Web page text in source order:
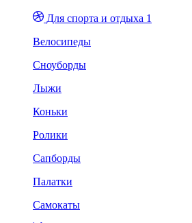
Для спорта и отдыха 1
Велосипеды
Сноуборды
Лыжи
Коньки
Ролики
Сапборды
Палатки
Самокаты